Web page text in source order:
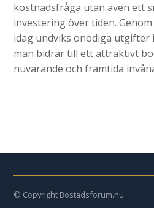
kostnadsfråga utan även ett
investering över tiden.
idag undviks onödiga
man bidrar till ett attraktivt
nuvarande och framtida
© Copyright Bostadsforum.nu.